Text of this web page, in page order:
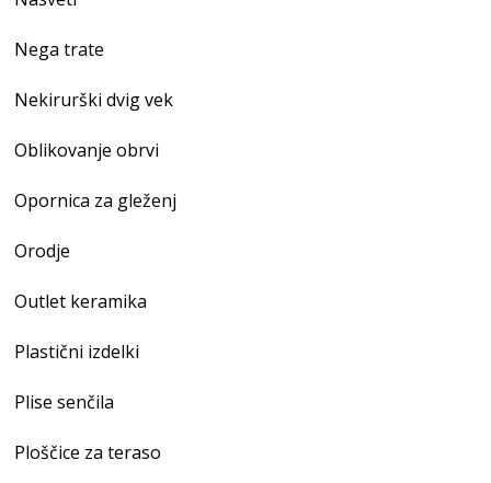
Nega trate
Nekirurški dvig vek
Oblikovanje obrvi
Opornica za gleženj
Orodje
Outlet keramika
Plastični izdelki
Plise senčila
Ploščice za teraso